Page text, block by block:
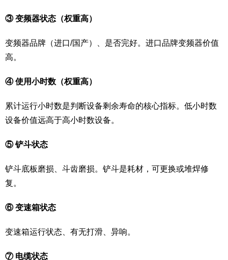
③ 变频器状态（权重高）
变频器品牌（进口/国产）、是否完好。进口品牌变频器价值
高。
④ 使用小时数（权重高）
累计运行小时数是判断设备剩余寿命的核心指标。低小时数
设备价值远高于高小时数设备。
⑤ 铲斗状态
铲斗底板磨损、斗齿磨损。铲斗是耗材，可更换或堆焊修
复。
⑥ 变速箱状态
变速箱运行状态、有无打滑、异响。
⑦ 电缆状态